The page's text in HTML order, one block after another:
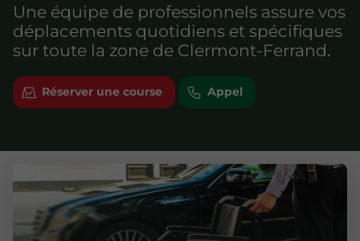
Une équipe de professionnels assure vos
déplacements quotidiens et spécifiques
sur toute la zone de Clermont-Ferrand.
Réserver une course Appel